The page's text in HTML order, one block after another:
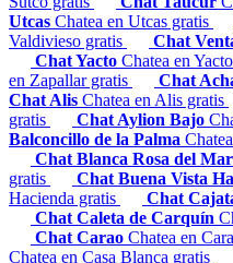
Utcas Chatea en Utcas gratis
Valdivieso gratis
Chat
Chat Yacto Chatea en
en Zapallar gratis
Chat
Chat Alis Chatea en Alis gratis
gratis
Chat Aylion Bajo
Balconcillo de la Palma
Chat Blanca Rosa del Mar
gratis
Chat Buena Vista
Hacienda gratis
Chat
Chat Caleta de Carquín
Chat Carao Chatea en
Chatea en Casa Blanca gratis